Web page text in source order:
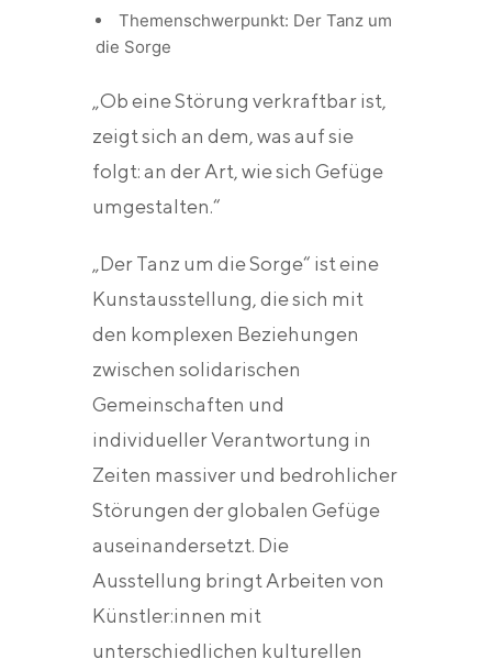
Themenschwerpunkt: Der Tanz um
die Sorge
„Ob eine Störung verkraftbar ist,
zeigt sich an dem, was auf sie
folgt: an der Art, wie sich Gefüge
umgestalten.“
„Der Tanz um die Sorge“ ist eine
Kunstausstellung, die sich mit
den komplexen Beziehungen
zwischen solidarischen
Gemeinschaften und
individueller Verantwortung in
Zeiten massiver und bedrohlicher
Störungen der globalen Gefüge
auseinandersetzt. Die
Ausstellung bringt Arbeiten von
Künstler:innen mit
unterschiedlichen kulturellen